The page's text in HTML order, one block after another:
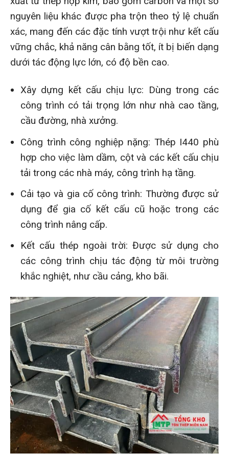
nguyên liệu khác được pha trộn theo tỷ lệ chuẩn
xác, mang đến các đặc tính vượt trội như kết cấu
vững chắc, khả năng cân bằng tốt, ít bị biến dạng
dưới tác động lực lớn, có độ bền cao.
Xây dựng kết cấu chịu lực: Dùng trong các
công trình có tải trọng lớn như nhà cao tầng,
cầu đường, nhà xưởng.
Công trình công nghiệp nặng: Thép I440 phù
hợp cho việc làm dầm, cột và các kết cấu chịu
tải trong các nhà máy, công trình hạ tầng.
Cải tạo và gia cố công trình: Thường được sử
dụng để gia cố kết cấu cũ hoặc trong các
công trình nâng cấp.
Kết cấu thép ngoài trời: Được sử dụng cho
các công trình chịu tác động từ môi trường
khắc nghiệt, như cầu cảng, kho bãi.